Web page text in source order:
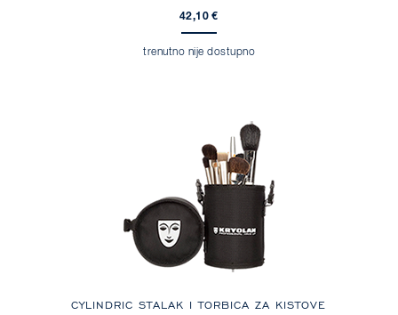
42,10 €
trenutno nije dostupno
CYLINDRIC STALAK I TORBICA ZA KISTOVE